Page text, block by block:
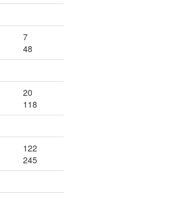
7
48
20
118
122
245